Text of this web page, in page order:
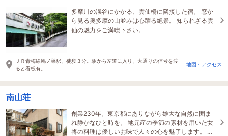
多摩川の渓谷にかかる、雲仙橋に隣接した宿。 窓か
ら見る奥多摩の山並みは心躍る絶景。 知られざる雲
仙の魅力をご満喫下さい。
ＪＲ青梅線鳩ノ巣駅、徒歩３分。駅から左道に入り、大通りの信号を渡
ると看板有。
地図・アクセス
南山荘
創業230年。東京都にありながら雄大な自然に囲ま
れ静かなひと時を。 地元産の季節の素材を用いた女
将の料理は優しいお味で人々の心を魅了します。 標